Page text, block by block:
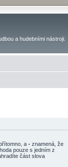
a hudebními nástroji.
a - znamená, že
pouze s jedním z
část slova